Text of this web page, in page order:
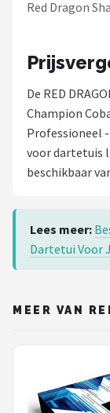
Red Dragon
De RED
Champion
Professioneel
voor dartetuis
beschikbaar
Lees meer:
Dartetui Voor
MEER VAN